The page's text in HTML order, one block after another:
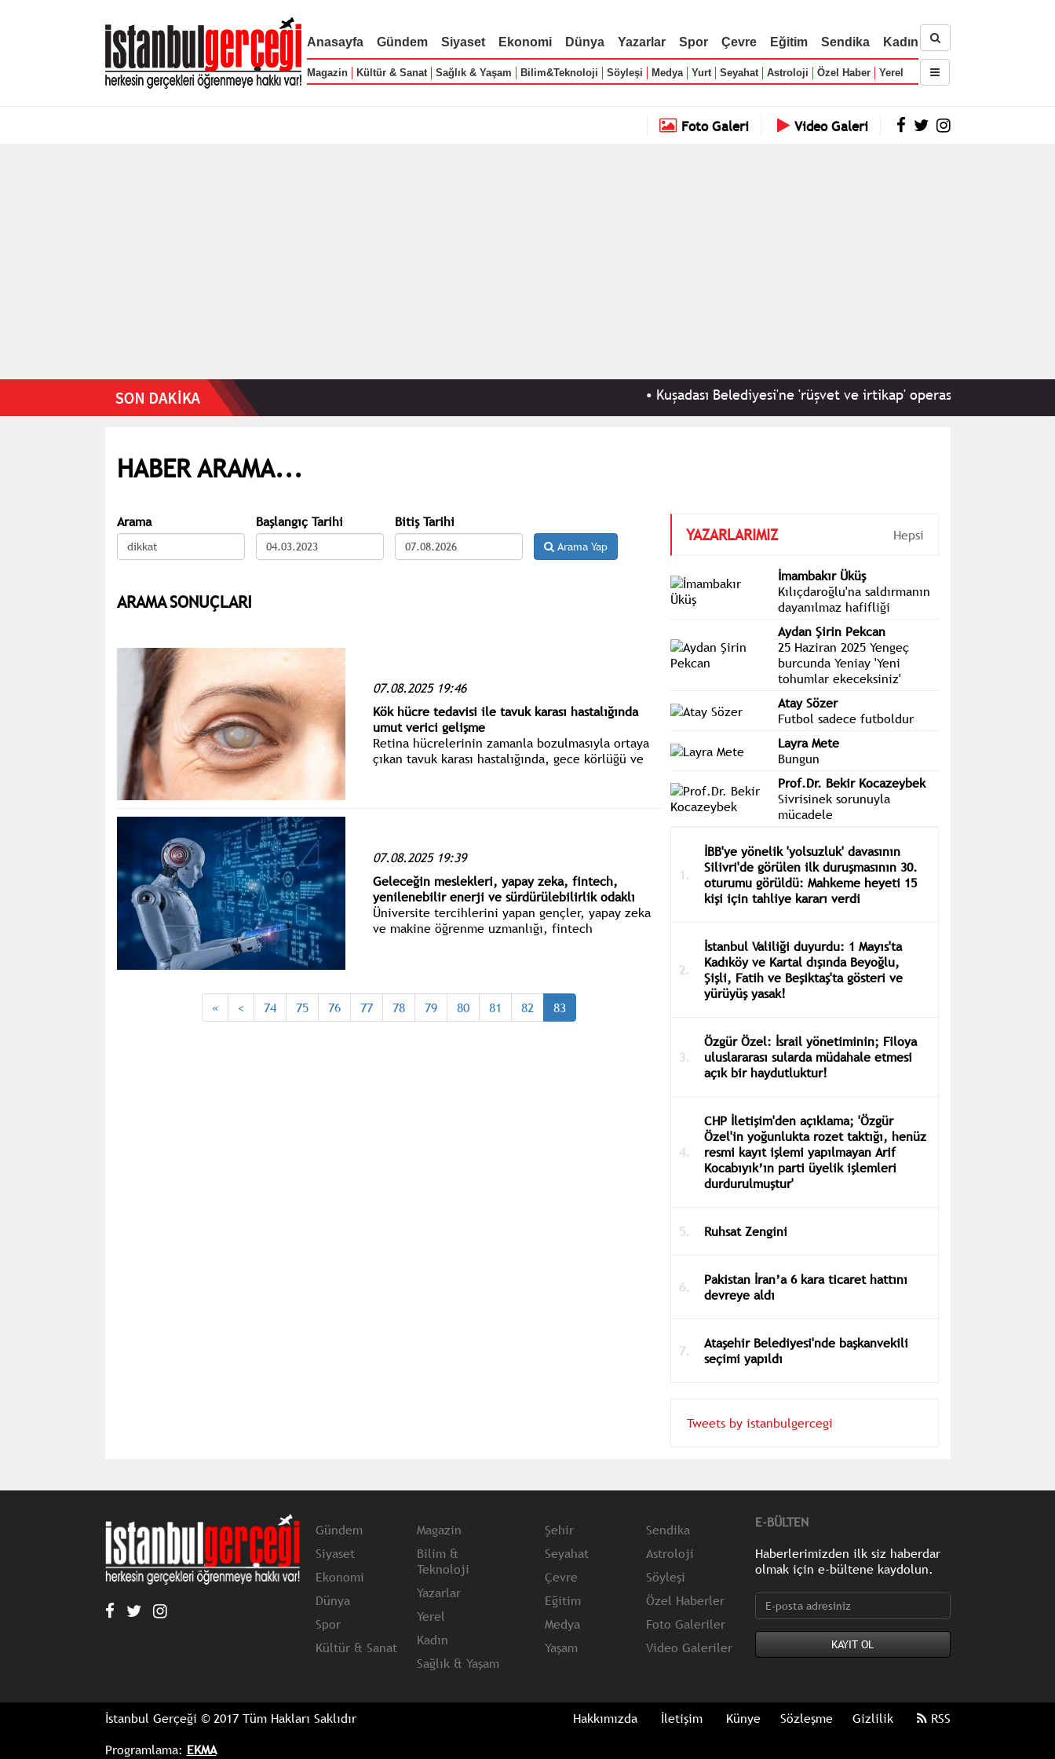
Anasayfa Gündem Siyaset Ekonomi Dünya Yazarlar Spor Çevre Eğitim Sendika Kadın
Magazin Kültür & Sanat Sağlık & Yaşam Bilim&Teknoloji Söyleşi Medya Yurt Seyahat Astroloji Özel Haber Yerel
Foto Galeri Video Galeri
Kuşadası Belediyesi'ne 'rüşvet ve irtikap' operasyonu: 22 kişi
HABER ARAMA...
Arama Başlangıç Tarihi Bitiş Tarihi
Arama Yap
ARAMA SONUÇLARI
07.08.2025 19:46
Kök hücre tedavisi ile tavuk karası hastalığında
umut verici gelişme
Retina hücrelerinin zamanla bozulmasıyla ortaya
çıkan tavuk karası hastalığında, gece körlüğü ve
07.08.2025 19:39
Geleceğin meslekleri, yapay zeka, fintech,
yenilenebilir enerji ve sürdürülebilirlik odaklı
Üniversite tercihlerini yapan gençler, yapay zeka
ve makine öğrenme uzmanlığı, fintech
«
< 74 75 76 77 78 79 80 81 82 83
YAZARLARIMIZ Hepsi
İmambakır Üküş
Kılıçdaroğlu'na saldırmanın
dayanılmaz hafifliği
Aydan Şirin Pekcan
25 Haziran 2025 Yengeç
burcunda Yeniay 'Yeni
tohumlar ekeceksiniz'
Atay Sözer
Futbol sadece futboldur
Layra Mete
Bungun
Prof.Dr. Bekir Kocazeybek
Sivrisinek sorunuyla
mücadele
İBB'ye yönelik 'yolsuzluk' davasının
Silivri'de görülen ilk duruşmasının 30.
oturumu görüldü: Mahkeme heyeti 15
kişi için tahliye kararı verdi
İstanbul Valiliği duyurdu: 1 Mayıs'ta
Kadıköy ve Kartal dışında Beyoğlu,
Şişli, Fatih ve Beşiktaş'ta gösteri ve
yürüyüş yasak!
Özgür Özel: İsrail yönetiminin; Filoya
uluslararası sularda müdahale etmesi
açık bir haydutluktur!
CHP İletişim'den açıklama; 'Özgür
Özel'in yoğunlukta rozet taktığı, henüz
resmi kayıt işlemi yapılmayan Arif
Kocabıyık’ın parti üyelik işlemleri
durdurulmuştur'
Ruhsat Zengini
Pakistan İran’a 6 kara ticaret hattını
devreye aldı
Ataşehir Belediyesi'nde başkanvekili
seçimi yapıldı
Tweets by istanbulgercegi
Gündem
Siyaset
Ekonomi
Dünya
Spor
Kültür & Sanat
Magazin
Bilim &
Teknoloji
Yazarlar
Yerel
Kadın
Sağlık & Yaşam
Şehir
Seyahat
Çevre
Eğitim
Medya
Yaşam
Sendika
Astroloji
Söyleşi
Özel Haberler
Foto Galeriler
Video Galeriler
E-BÜLTEN
Haberlerimizden ilk siz haberdar
olmak için e-bültene kaydolun.
İstanbul Gerçeği © 2017 Tüm Hakları Saklıdır
Programlama: EKMA
Hakkımızda İletişim Künye Sözleşme Gizlilik RSS